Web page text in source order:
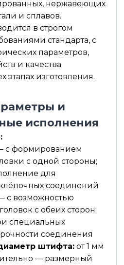
нержавеющих
и сплавов.
в строгом
стандарта, с
параметров,
и качества
этапах изготовления.
и
исполнения
с формированием
с одной стороны;
для
соединений
с возможностью
с обеих сторон;
специальных
соединения
штифта: от 1 мм
— размерный